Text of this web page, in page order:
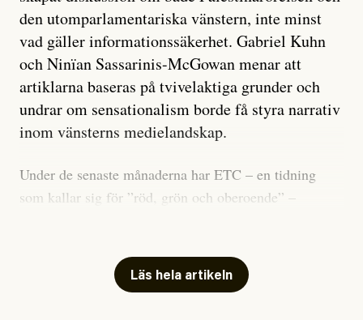
den utomparlamentariska vänstern, inte minst
vad gäller informationssäkerhet. Gabriel Kuhn
och Ninïan Sassarinis-McGowan menar att
artiklarna baseras på tvivelaktiga grunder och
undrar om sensationalism borde få styra narrativ
inom vänsterns medielandskap.
Under de senaste månaderna har ETC – en tidning
som kallar sig för ”röd, grön och oberoende” –
skriver för? Vad betyder det att vara en ”röd, grön och
oberoende” tidning? Och vad är egentligen bra
Läs hela artikeln